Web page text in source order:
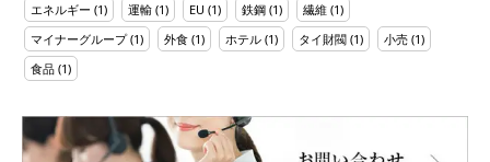
エネルギー (1) 運輸 (1) EU (1) 鉄鋼 (1) 繊維 (1)
マイナーグループ(1) 外食 (1) ホテル (1) タイ財閥 (1) 小売 (1)
食品 (1)